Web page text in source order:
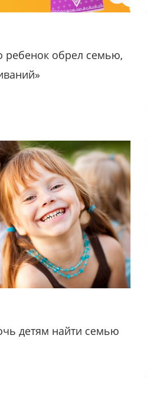
ребенок обрел семью,
детям найти семью